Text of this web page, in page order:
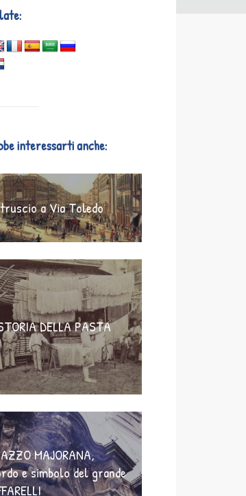
interessarti anche:
a Via Toledo
DELLA PASTA
MAJORANA,
e simbolo del grande